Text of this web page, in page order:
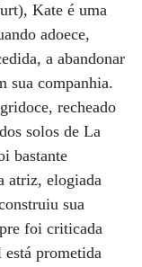
Kate é uma
adoece,
a abandonar
sua companhia.
recheado
solos de La
bastante
atriz, elogiada
sua
foi criticada
prometida